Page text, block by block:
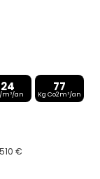
m²/an
77
Kg Co2m²/an
€